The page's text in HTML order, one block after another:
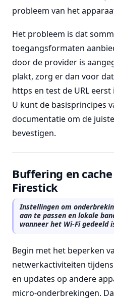
probleem van het
Het probleem is dat
toegangsformaten
door de provider is
plakt, zorg er dan voor
https en test de URL
U kunt de basisprincipes
documentatie om de
bevestigen.
Buffering en
Firestick
Instellingen om
aan te passen en lokale
wanneer het Wi-Fi gedeeld
Begin met het beperken
netwerkactiviteiten
en updates op andere
micro-onderbrekingen.